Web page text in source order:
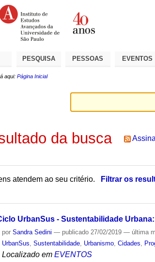
PESQUISA PESSOAS EVENTOS
aqui: Página Inicial
da busca
atendem ao seu critério.
Filtrar os
UrbanSus - Sustentabilidade
porSandra Sedini — publicado 27/02/2019— última
UrbanSus ,Sustentabilidade Urbanismo ,Cidades
Localizado em EVENTOS